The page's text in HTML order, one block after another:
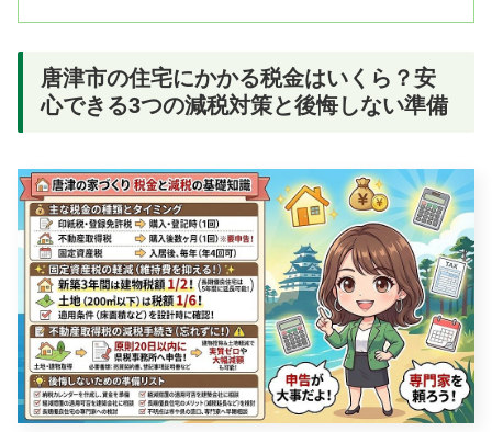
唐津市の住宅にかかる税金はいくら？安
心できる3つの減税対策と後悔しない準備